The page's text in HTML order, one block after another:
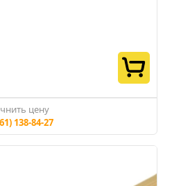
цену
138-84-27